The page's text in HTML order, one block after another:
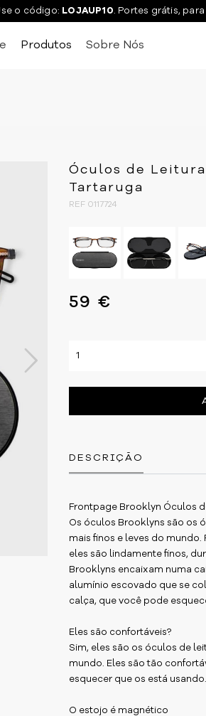
o código: LOJAUP10 . Portes grátis,
Produtos Sobre Nós
Óculos de
Tartaruga
REF 0117724
59 €
DESCRIÇÃO
Frontpage Brooklyn Óculos
Os óculos Brooklyns são os
mais finos e leves do mundo.
eles são lindamente finos,
Brooklyns encaixam numa
alumínio escovado que se
calça, que você pode
Eles são confortáveis?
Sim, eles são os óculos de
mundo. Eles são tão
esquecer que os está usando.
O estojo é magnético